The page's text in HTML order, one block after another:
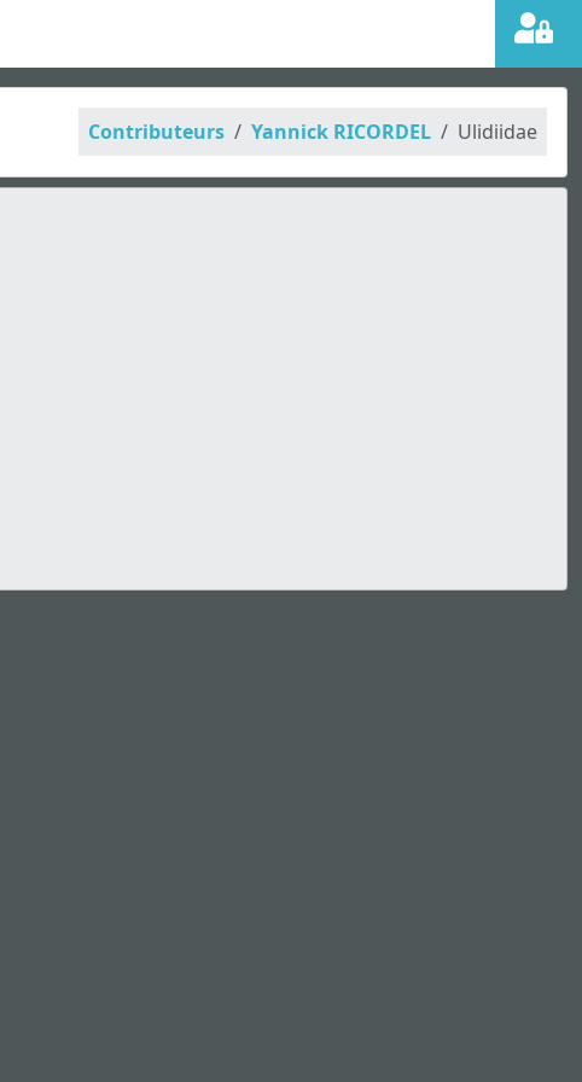
Contributeurs Yannick RICORDEL Ulidiidae